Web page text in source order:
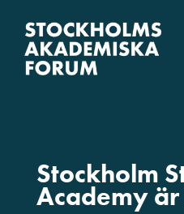
innehållet
Event
Vilka vi är
Stockholm
Academy